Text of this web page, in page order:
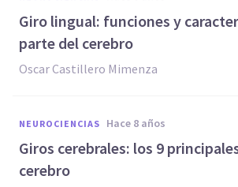
Giro lingual: funciones y
parte del cerebro
Oscar Castillero Mimenza
NEUROCIENCIAS hace 8 años
Giros cerebrales: los 9
cerebro